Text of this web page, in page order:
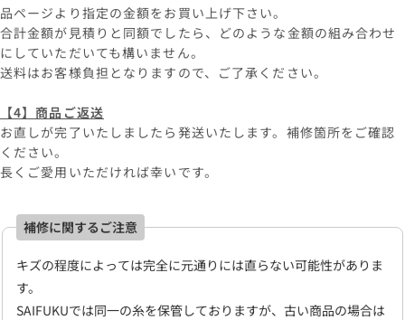
品ページより指定の金額をお買い上げ下さい。
合計金額が見積りと同額でしたら、どのような金額の組み合わせ
にしていただいても構いません。
送料はお客様負担となりますので、ご了承ください。
【4】商品ご返送
お直しが完了いたしましたら発送いたします。補修箇所をご確認
ください。
長くご愛用いただければ幸いです。
補修に関するご注意
キズの程度によっては完全に元通りには直らない可能性がありま
す。
SAIFUKUでは同一の糸を保管しておりますが、古い商品の場合は